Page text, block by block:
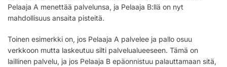
Pelaaja A menettää palvelunsa, ja Pelaaja B:llä on nyt
mahdollisuus ansaita pisteitä.
Toinen esimerkki on, jos Pelaaja A palvelee ja pallo osuu
verkkoon mutta laskeutuu silti palvelualueeseen. Tämä on
laillinen palvelu, ja jos Pelaaja B epäonnistuu palauttamaan sitä,